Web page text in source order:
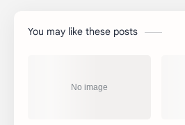
You may like these posts